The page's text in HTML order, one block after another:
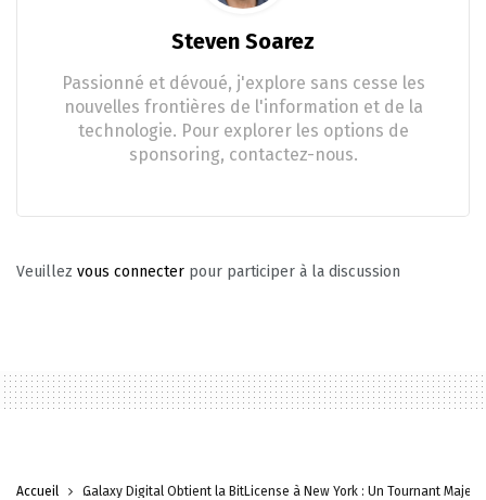
Steven Soarez
Passionné et dévoué, j'explore sans cesse les
nouvelles frontières de l'information et de la
technologie. Pour explorer les options de
sponsoring, contactez-nous.
Veuillez vous connecter pour participer à la discussion
Accueil Galaxy Digital Obtient la BitLicense à New York : Un Tournant Majeur